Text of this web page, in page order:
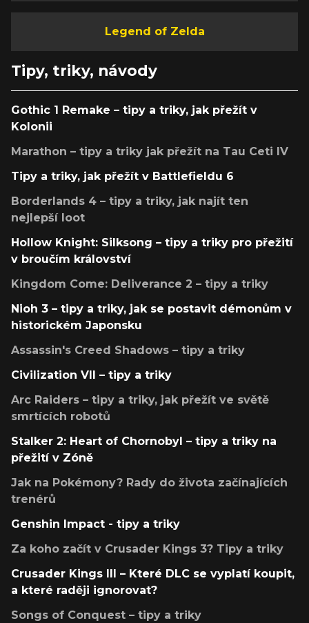
Legend of Zelda
Tipy, triky, návody
Gothic 1 Remake – tipy a triky, jak přežít v
Kolonii
Marathon – tipy a triky jak přežít na Tau Ceti IV
Tipy a triky, jak přežít v Battlefieldu 6
Borderlands 4 – tipy a triky, jak najít ten
nejlepší loot
Hollow Knight: Silksong – tipy a triky pro přežití
v broučím království
Kingdom Come: Deliverance 2 – tipy a triky
Nioh 3 – tipy a triky, jak se postavit démonům v
historickém Japonsku
Assassin's Creed Shadows – tipy a triky
Civilization VII – tipy a triky
Arc Raiders – tipy a triky, jak přežít ve světě
smrtících robotů
Stalker 2: Heart of Chornobyl – tipy a triky na
přežití v Zóně
Jak na Pokémony? Rady do života začínajících
trenérů
Genshin Impact - tipy a triky
Za koho začít v Crusader Kings 3? Tipy a triky
Crusader Kings III – Které DLC se vyplatí koupit,
a které raději ignorovat?
Songs of Conquest – tipy a triky